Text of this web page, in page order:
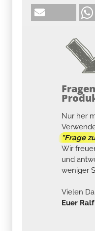
Nur her
"Frage
Wir
und
weniger
Vielen
Euer